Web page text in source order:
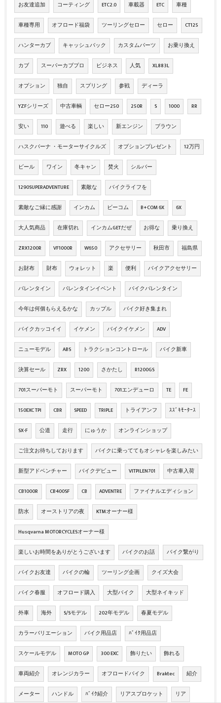
お友達追加 コーティング ETC2.0 車載器 ETC 車種
車種専用 オフロード福袋 ツーリングセロー セロー CT125
ハンターカブ キャッシュバック カスタムパーツ お乗り換え
カブ スーパーカブプロ ビジネス 人気 XL883L
オプション 独自 スプリング 参戦 ディーラ
YZFシリーズ 中古車輌 セロー250 250R S 1000 RR
安い 110 遊べる 楽しい 新エンジン ブラウン
ハスクバーナ ・モーターサイクルズ オプションプレゼント 12万円
ビール ワイン 冬キャン 焚火 シルバー
1290SUPERADVENTURE 素敵な バイクライフを
素敵なご縁に感謝 インカム ビーコム B+COM 6X 6X
大人気商品 在庫切れ インカムGETだぜ お得な 乗り換え
ZRX1200R VF1000R W650 アクセサリー 秋田市 福島県
お財布 財布 ウォレット 楽 便利 バイクアクセサリー
バレンタイン バレンタインイベント バイクバレンタイン
今年は何個もらえるかな カップル バイク好き集まれ
バイクカッコイイ イケメン バイクイケメン ADV
ニューモデル ABS トラクションコントロール バイク新車
決算セール ZRX 1200 さかたし R1200GS
701スーパーモト スーパーモト 701エンデューロ TE FE
150EXC TPI CBR SPEED TRIPLE トライアンフ ｽｽﾞｷﾓｰﾀｰｽ
SX-F 公道 走行 にゅうか オンラインショップ
ご注文お待ちしております バイクに乗っててもオシャレを楽しみたい
新型アドベンチャー バイクデビュー VITPILEN701 中古車入荷
CB1000R CB400SF CB ADVENTRE ファイナルエディション
防水 オーストリアの夜 KTMオーナー様
Husqvarna MOTORCYCLESオーナー様
楽しいお時間をありがとうございます バイクのお話 バイク繋がり
バイクお友達 バイクの輪 ツーリング企画 クイズ大会
バイク春服 オフロード購入 大型バイク 大型ネイキッド
外車 海外 S/Sモデル 202年モデル 春夏モデル
カラーバリエーション バイク用品店 ﾊﾞｲｸ用品店
スケールモデル MOTO GP 300 EXC 飾りたい 飾れる
車両紹介 オレンジカラー オフロードバイク Braktec 紹介
メーター ハンドル ﾊﾞｲｸ紹介 リアスプロケット リア